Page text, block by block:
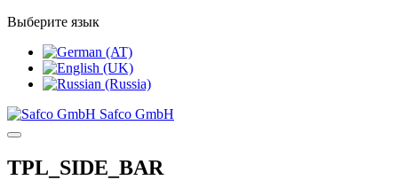
Выберите язык
Safco GmbH
TPL_SIDE_BAR